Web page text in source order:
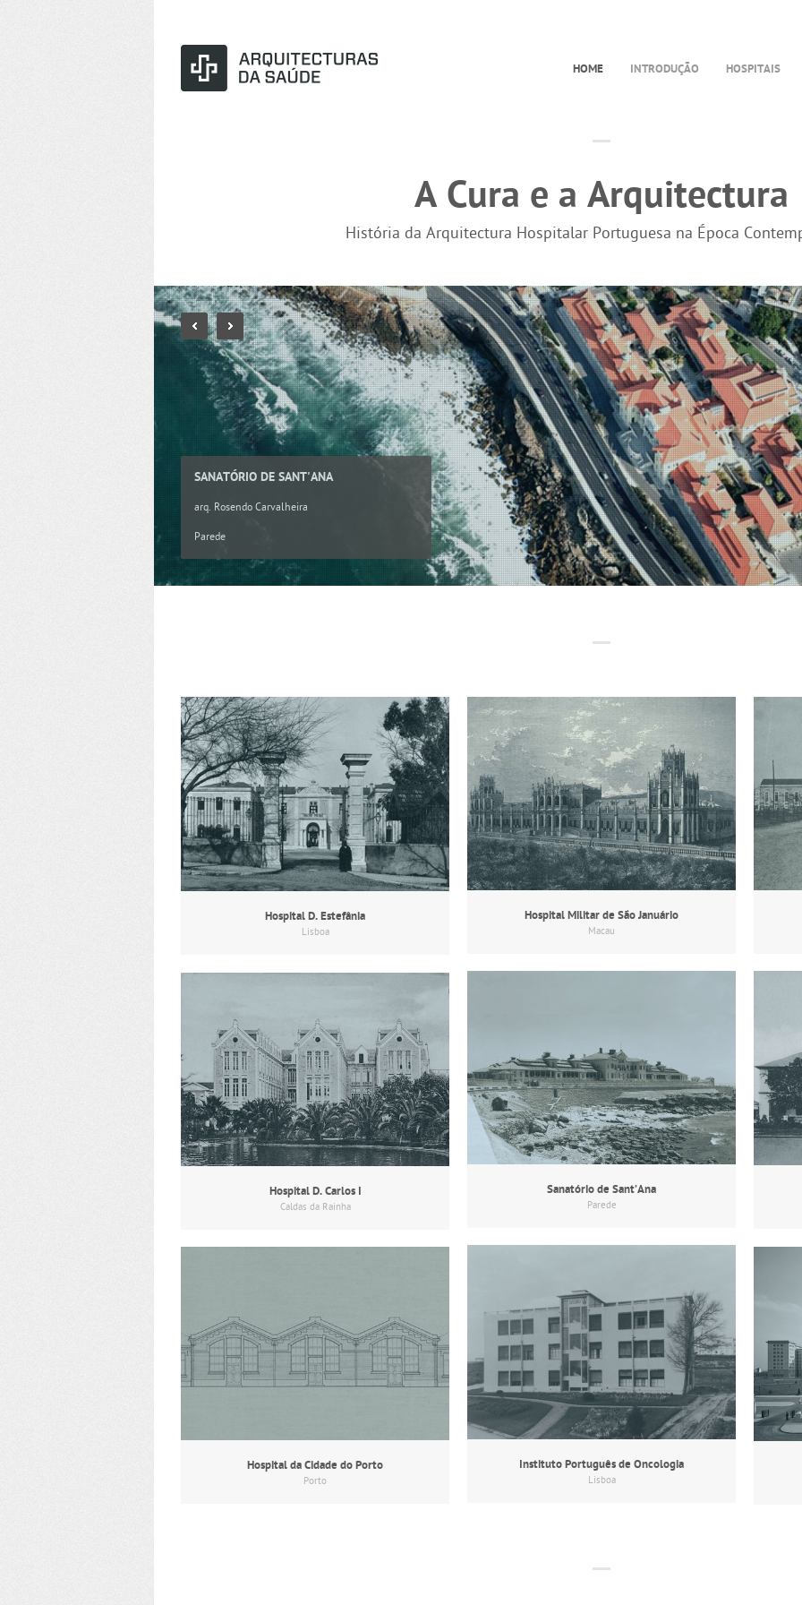
HOME INTRODUÇÃO HOSPITAIS
A Cura e a Arquitectura
História da Arquitectura Hospitalar Portuguesa na Época
SANATÓRIO DE SANT'ANA
arq. Rosendo Carvalheira
Parede
Hospital D. Estefânia
Lisboa
Hospital Militar de São Januário
Macau
Sanatório de Sant’Ana
Parede
Hospital D. Carlos I
Caldas da Rainha
Instituto Português de Oncologia
Lisboa
Hospital da Cidade do Porto
Porto